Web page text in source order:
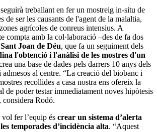
treballant en fer un mostreig in-situ de
de ser les causants de l'agent de la malaltia,
agrícoles de conreus intensius. A
compta amb la col·laboració –des de fa dos
Joan de Déu, que fa un seguiment dels
l'obtenció i l'anàlisi de les mostres d'un
una base de dades pels darrers 10 anys dels
al centre. “La creació del biobanc i
recollides a casa nostra ens ofereix la
de poder testar immediatament noves hipòtesis
considera Rodó.
fer l’equip és crear un sistema d’alerta
temporades d’incidència alta. “Aquest